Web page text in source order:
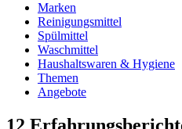
Marken
Reinigungsmittel
Spülmittel
Waschmittel
Haushaltswaren & Hygiene
Themen
Angebote